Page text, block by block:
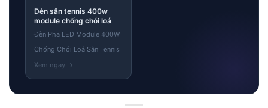
Đèn sân tennis 400w
module chống chói loá
Đèn Pha LED Module 400W
Chống Chói Loá Sân Tennis